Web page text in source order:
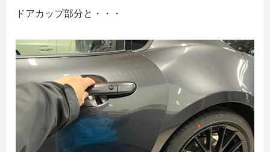
ドアカップ部分と・・・